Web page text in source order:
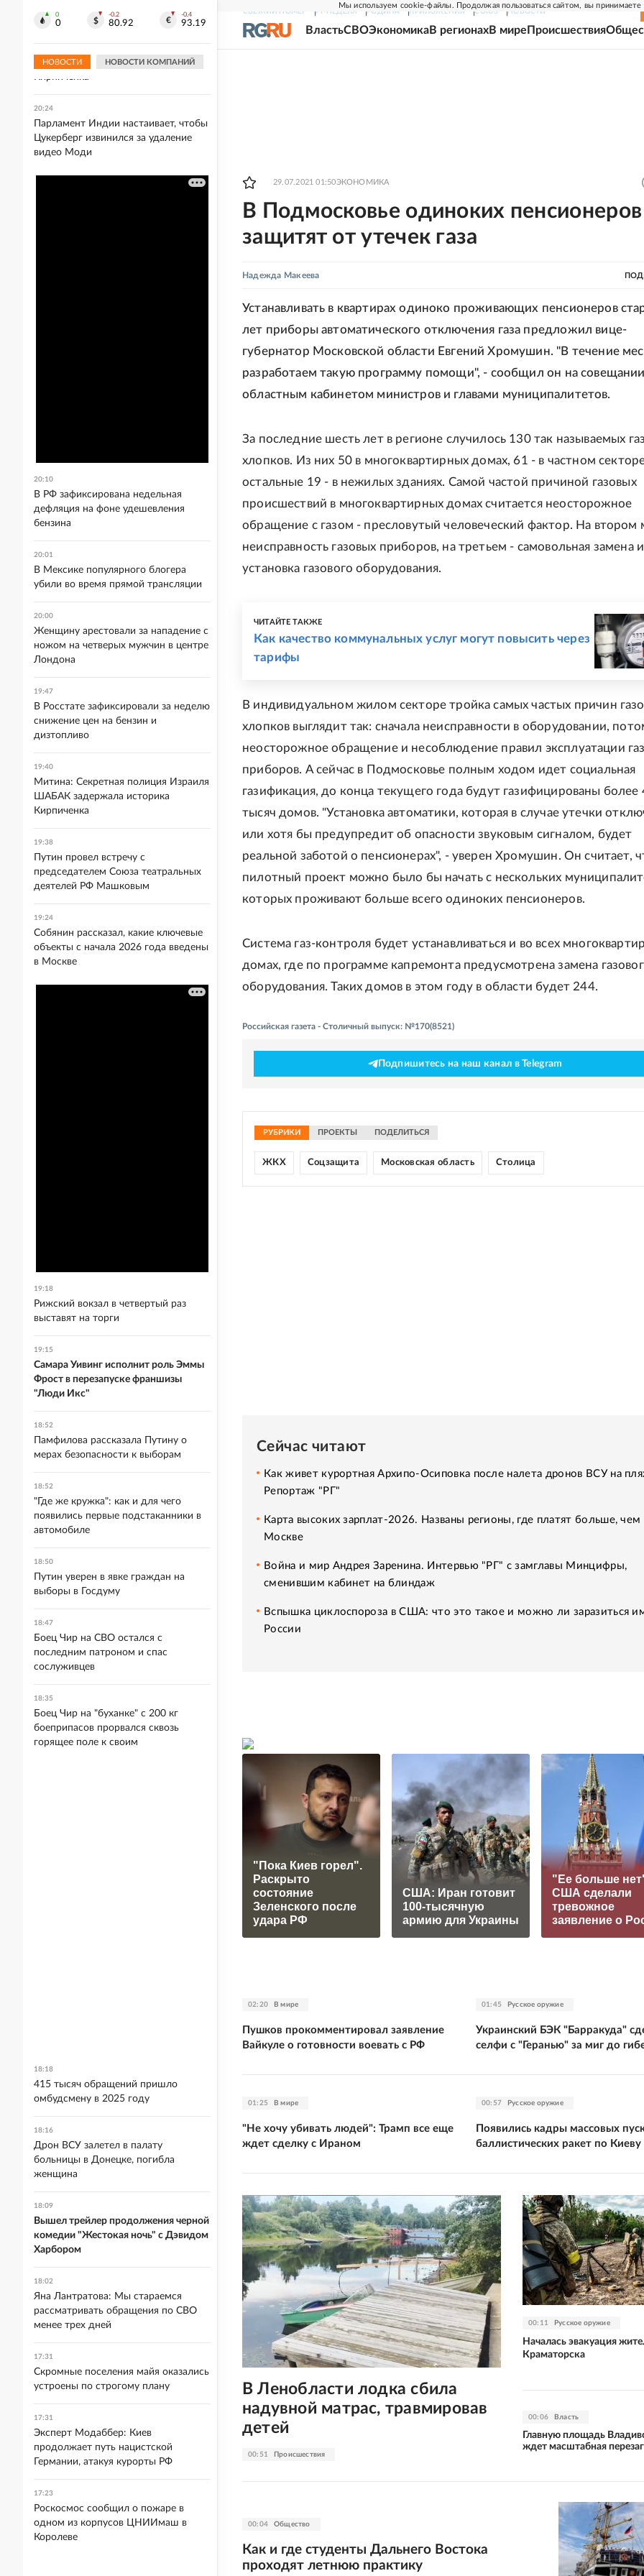
Мы используем cookie-файлы. Продолжая пользоваться сайтом, вы принимаете
СВЕЖИЙ НОМЕР РГ-НЕДЕЛЯ РОДИНА ПРИЛОЖЕНИЯ СОЮЗ НОВОСТИ
ВластьСВОЭкономикаВ регионахВ мире Происшествия
29.07.2021 01:50ЭКОНОМИКА
В Подмосковье одиноких пенсионеров
защитят от утечек газа
Надежда Макеева
Устанавливать в квартирах одиноко проживающих пенсионеров
лет приборы автоматического отключения газа предложил вице-
губернатор Московской области Евгений Хромушин. "В течение
разработаем такую программу помощи", - сообщил он на
областным кабинетом министров и главами муниципалитетов.
За последние шесть лет в регионе случилось 130 так называемых
хлопков. Из них 50 в многоквартирных домах, 61 - в частном
остальные 19 - в нежилых зданиях. Самой частой причиной газовых
происшествий в многоквартирных домах считается неосторожное
обращение с газом - пресловутый человеческий фактор. На втором
неисправность газовых приборов, на третьем - самовольная замена
установка газового оборудования.
ЧИТАЙТЕ ТАКЖЕ
Как качество коммунальных услуг могут повысить через
тарифы
В индивидуальном жилом секторе тройка самых частых причин
хлопков выглядит так: сначала неисправности в оборудовании,
неосторожное обращение и несоблюдение правил эксплуатации
приборов. А сейчас в Подмосковье полным ходом идет социальная
газификация, до конца текущего года будут газифицированы более
тысяч домов. "Установка автоматики, которая в случае утечки
или хотя бы предупредит об опасности звуковым сигналом, будет
реальной заботой о пенсионерах", - уверен Хромушин. Он считает,
пилотный проект можно было бы начать с нескольких
которых проживают больше всего одиноких пенсионеров.
Система газ-контроля будет устанавливаться и во всех
домах, где по программе капремонта предусмотрена замена
оборудования. Таких домов в этом году в области будет 244.
Российская газета - Столичный выпуск: №170(8521)
Подпишитесь на наш канал в Telegram
РУБРИКИ ПРОЕКТЫ ПОДЕЛИТЬСЯ
ЖКХ Соцзащита Московская область Столица
Сейчас читают
Как живет курортная Архипо-Осиповка после налета дронов ВСУ на
Репортаж "РГ"
Карта высоких зарплат-2026. Названы регионы, где платят больше, чем
Москве
Война и мир Андрея Заренина. Интервью "РГ" с замглавы Минцифры,
сменившим кабинет на блиндаж
Вспышка циклоспороза в США: что это такое и можно ли заразиться
России
"Пока Киев горел".
Раскрыто
состояние
Зеленского после
удара РФ
США: Иран готовит
100-тысячную
армию для Украины
"Ее больше
США сделали
тревожное
заявление о
02:20 В мире
Пушков прокомментировал заявление
Вайкуле о готовности воевать с РФ
01:45 Русское оружие
Украинский БЭК "Барракуда"
селфи с "Геранью" за миг до
01:25 В мире
"Не хочу убивать людей": Трамп все еще
ждет сделку с Ираном
00:57 Русское оружие
Появились кадры массовых
баллистических ракет по Киеву
00:51 Происшествия
В Ленобласти лодка сбила
надувной матрас, травмировав
детей
00:11 Русское оружие
Началась эвакуация
Краматорска
00:06 Власть
Главную площадь
ждет масштабная
00:04 Общество
Как и где студенты Дальнего Востока
проходят летнюю практику
0
0
-0.2
80.92
-0.4
93.19
НОВОСТИ НОВОСТИ КОМПАНИЙ
задержании в Израиле историка
Кирпиченка
20:24
Парламент Индии настаивает, чтобы
Цукерберг извинился за удаление
видео Моди
20:10
В РФ зафиксирована недельная
дефляция на фоне удешевления
бензина
20:01
В Мексике популярного блогера
убили во время прямой трансляции
20:00
Женщину арестовали за нападение с
ножом на четверых мужчин в центре
Лондона
19:47
В Росстате зафиксировали за неделю
снижение цен на бензин и
дизтопливо
19:40
Митина: Секретная полиция Израиля
ШАБАК задержала историка
Кирпиченка
19:38
Путин провел встречу с
председателем Союза театральных
деятелей РФ Машковым
19:24
Собянин рассказал, какие ключевые
объекты с начала 2026 года введены
в Москве
19:18
Рижский вокзал в четвертый раз
выставят на торги
19:15
Самара Уивинг исполнит роль Эммы
Фрост в перезапуске франшизы
"Люди Икс"
18:52
Памфилова рассказала Путину о
мерах безопасности к выборам
18:52
"Где же кружка": как и для чего
появились первые подстаканники в
автомобиле
18:50
Путин уверен в явке граждан на
выборы в Госдуму
18:47
Боец Чир на СВО остался с
последним патроном и спас
сослуживцев
18:35
Боец Чир на "буханке" с 200 кг
боеприпасов прорвался сквозь
горящее поле к своим
18:18
415 тысяч обращений пришло
омбудсмену в 2025 году
18:16
Дрон ВСУ залетел в палату
больницы в Донецке, погибла
женщина
18:09
Вышел трейлер продолжения черной
комедии "Жестокая ночь" с Дэвидом
Харбором
18:02
Яна Лантратова: Мы стараемся
рассматривать обращения по СВО
менее трех дней
17:31
Скромные поселения майя оказались
устроены по строгому плану
17:31
Эксперт Модаббер: Киев
продолжает путь нацистской
Германии, атакуя курорты РФ
17:23
Роскосмос сообщил о пожаре в
одном из корпусов ЦНИИмаш в
Королеве